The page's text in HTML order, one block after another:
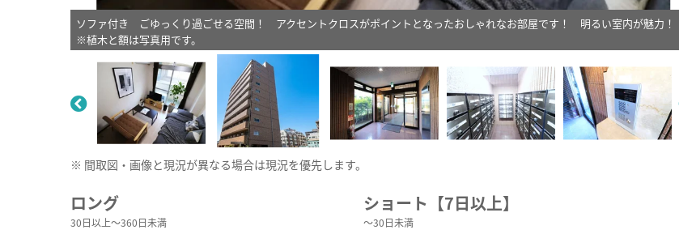
ソファ付き ごゆっくり過ごせる空間！ アクセントクロスがポイントとなったおしゃれなお部屋です！ 明るい室内が魅力！
※植木と額は写真用です。
※ 間取図・画像と現況が異なる場合は現況を優先します。
ロング
30日以上～360日未満
ショート【7日以上】
～30日未満